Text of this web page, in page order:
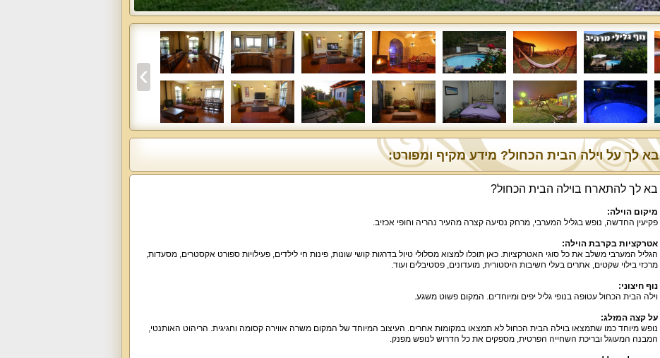
בא לך על וילה הבית הכחול? מידע מקיף ומפורט:
בא לך להתארח בוילה הבית הכחול?
מיקום הוילה:
פקיעין החדשה, נופש בגליל המערבי, מרחק נסיעה קצרה מהעיר נהריה וחופי אכזיב.
אטרקציות בקרבת הוילה:
הגליל המערבי משלב את כל סוגי האטרקציות. כאן תוכלו למצוא מסלולי טיול בדרגות קושי שונות, פינות חי לילדים, פעילויות ספורט אקסטרים, מסעדות,
מרכזי בילוי שקטים, אתרים בעלי חשיבות היסטורית, מועדונים, פסטיבלים ועוד.
נוף חיצוני:
וילה הבית הכחול עטופה בנופי גליל יפים ומיוחדים. המקום פשוט משגע.
על קצה המזלג:
נופש מיוחד כמו שתמצאו בוילה הבית הכחול לא תמצאו במקומות אחרים. העיצוב המיוחד של המקום משרה אווירה קסומה וחגיגית. הריהוט האותנטי,
המבנה המעוגל ובריכת השחייה הפרטית, מספקים את כל הדרוש לנופש מפנק.